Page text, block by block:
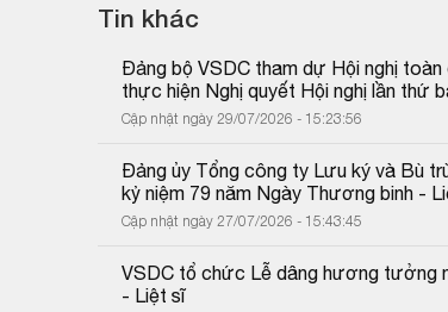
Tin khác
Đảng bộ VSDC tham dự Hội nghị
thực hiện Nghị quyết Hội nghị lần thứ
Cập nhật ngày 29/07/2026 - 15:23:56
Đảng ủy Tổng công ty Lưu ký và Bù
kỷ niệm 79 năm Ngày Thương binh -
Cập nhật ngày 27/07/2026 - 15:43:45
VSDC tổ chức Lễ dâng hương tưởng
- Liệt sĩ